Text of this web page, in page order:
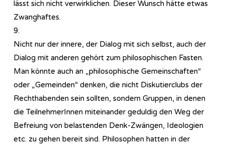
lässt sich nicht verwirklichen. Dieser Wunsch hätte etwas
Zwanghaftes.
9.
Nicht nur der innere, der Dialog mit sich selbst, auch der
Dialog mit anderen gehört zum philosophischen Fasten.
Man könnte auch an „philosophische Gemeinschaften“
oder „Gemeinden“ denken, die nicht Diskutierclubs der
Rechthabenden sein sollten, sondern Gruppen, in denen
die TeilnehmerInnen miteinander geduldig den Weg der
Befreiung von belastenden Denk-Zwängen, Ideologien
etc. zu gehen bereit sind. Philosophen hatten in der